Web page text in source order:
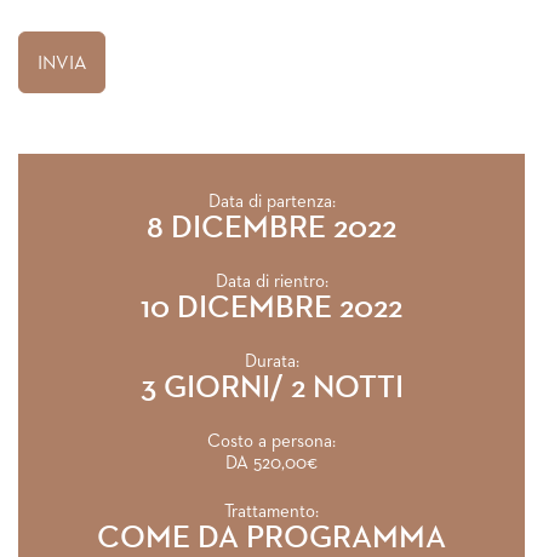
Data di partenza:
8 DICEMBRE 2022
Data di rientro:
10 DICEMBRE 2022
Durata:
3 GIORNI/ 2 NOTTI
Costo a persona:
DA 520,00€
Trattamento:
COME DA PROGRAMMA